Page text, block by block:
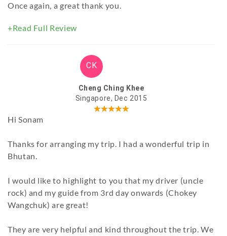
Once again, a great thank you.
+Read Full Review
CK
Cheng Ching Khee
Singapore, Dec 2015
Hi Sonam
Thanks for arranging my trip. I had a wonderful trip in
Bhutan.
I would like to highlight to you that my driver (uncle
rock) and my guide from 3rd day onwards (Chokey
Wangchuk) are great!
They are very helpful and kind throughout the trip. We